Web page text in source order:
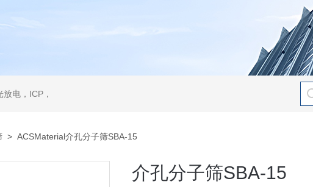
电，ICP，
> ACSMaterial介孔分子筛SBA-15
介孔分子筛SBA-15